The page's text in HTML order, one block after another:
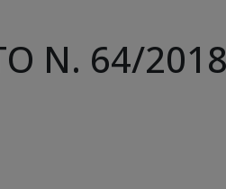
N. 64/